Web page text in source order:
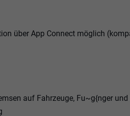
über App Connect möglich
auf Fahrzeuge, Fu~g{nger